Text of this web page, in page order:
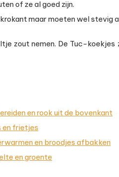
of ze al goed zijn.
maar moeten wel stevig
zout nemen. De Tuc-
en rook uit de bovenkant
en frietjes
en broodjes afbakken
en groente